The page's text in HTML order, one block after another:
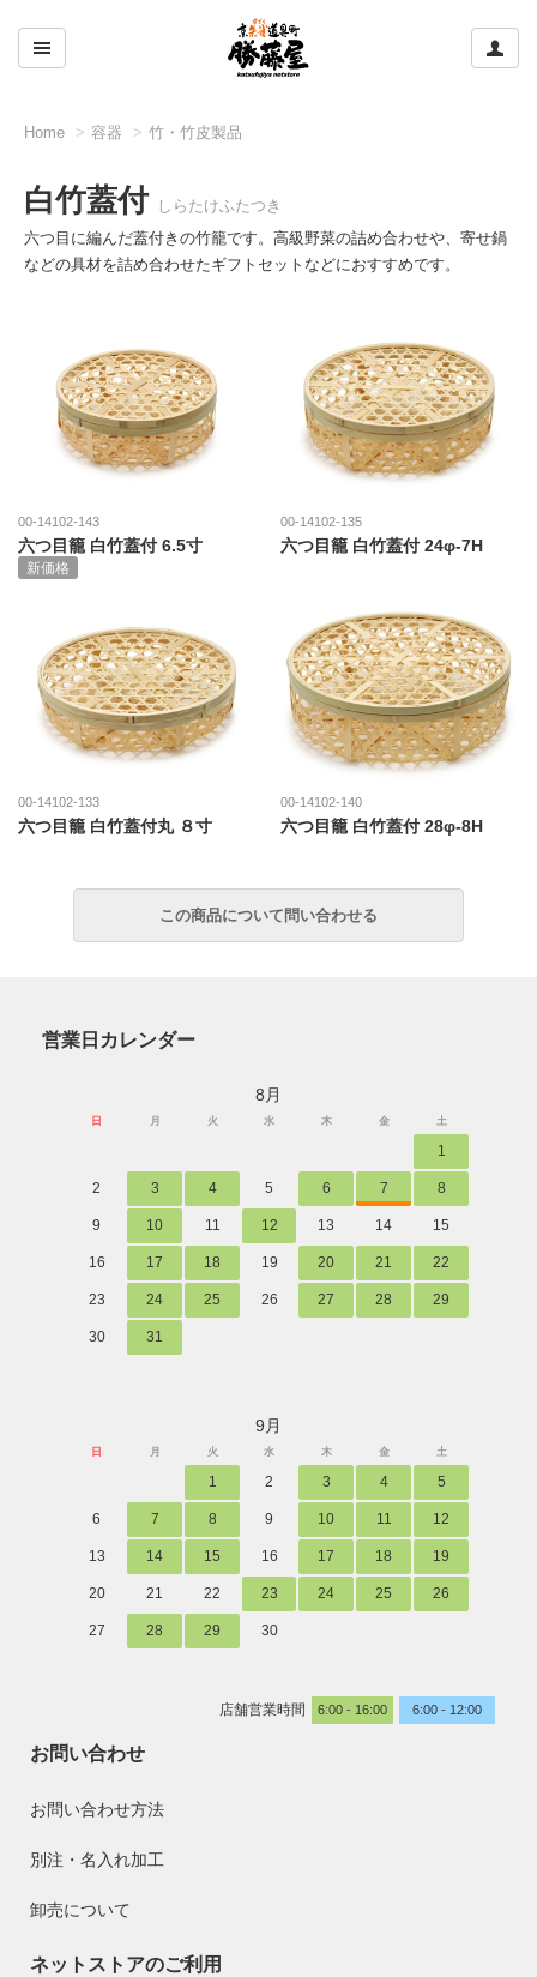
ここをクリックして左のメニューを開閉する
Home 容器 竹・竹皮製品
白竹蓋付 しらたけふたつき
六つ目に編んだ蓋付きの竹籠です。高級野菜の詰め合わせや、寄せ鍋
などの具材を詰め合わせたギフトセットなどにおすすめです。
00-14102-143
六つ目籠 白竹蓋付 6.5寸
新価格
00-14102-135
六つ目籠 白竹蓋付 24φ-7H
00-14102-133
六つ目籠 白竹蓋付丸 ８寸
00-14102-140
六つ目籠 白竹蓋付 28φ-8H
営業日カレンダー
8月
日 月 火 水 木 金 土
1
2 3 4 5 6 7 8
9 10 11 12 13 14 15
16 17 18 19 20 21 22
23 24 25 26 27 28 29
30 31
9月
日 月 火 水 木 金 土
1 2 3 4 5
6 7 8 9 10 11 12
13 14 15 16 17 18 19
20 21 22 23 24 25 26
27 28 29 30
店舗営業時間 6:00 - 16:00 6:00 - 12:00
お問い合わせ
お問い合わせ方法
別注・名入れ加工
卸売について
ネットストアのご利用